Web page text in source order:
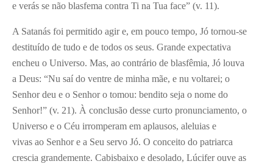
e verás se não blasfema contra Ti na Tua face” (v. 11).
A Satanás foi permitido agir e, em pouco tempo, Jó tornou-se
destituído de tudo e de todos os seus. Grande expectativa
encheu o Universo. Mas, ao contrário de blasfêmia, Jó louva
a Deus: “Nu saí do ventre de minha mãe, e nu voltarei; o
Senhor deu e o Senhor o tomou: bendito seja o nome do
Senhor!” (v. 21). À conclusão desse curto pronunciamento, o
Universo e o Céu irromperam em aplausos, aleluias e
vivas ao Senhor e a Seu servo Jó. O conceito do patriarca
crescia grandemente. Cabisbaixo e desolado, Lúcifer ouve as